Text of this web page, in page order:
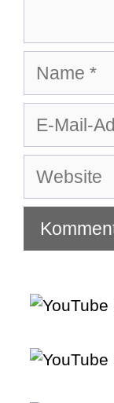
Name
E-
Adresse
Website